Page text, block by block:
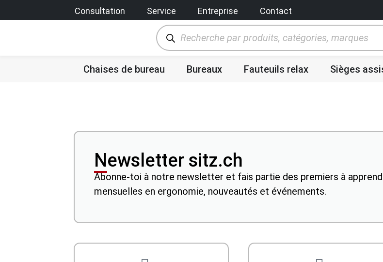
Consultation Service Entreprise Contact
Chaises de bureau Bureaux Fauteuils relax Sièges
Newsletter sitz.ch
Abonne-toi à notre newsletter et fais partie des premiers à
mensuelles en ergonomie, nouveautés et événements.